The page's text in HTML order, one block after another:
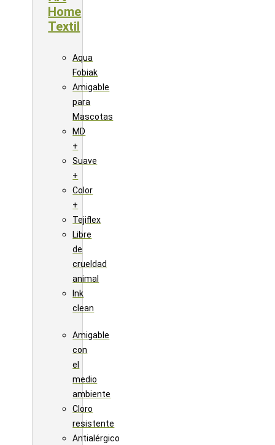
Home
Textil
Aqua
Fobiak
Amigable
para
Mascotas
MD
+
Suave
+
Color
+
Tejiflex
Libre
de
crueldad
animal
Ink
clean
Amigable
con
el
medio
ambiente
Cloro
resistente
Antialérgico